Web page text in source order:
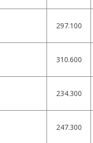
297.100
310.600
234.300
247.300